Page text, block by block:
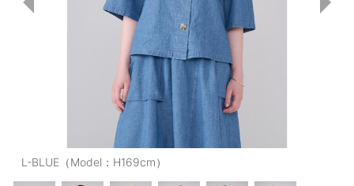
SHIRT : シャツ
OUTERS : アウター
LADIES : レディース
DENIM : デニム
PANTS/SKIRT : パンツ・スカート
TOPS : トップス
L-BLUE（Model：H169cm）